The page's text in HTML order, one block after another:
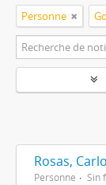
Personne
Rosas,
Personne Sin